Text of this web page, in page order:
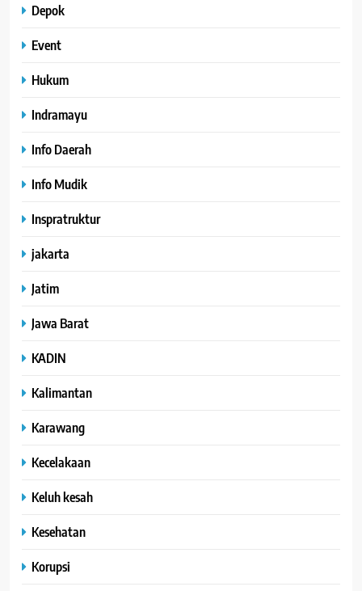
Depok
Event
Hukum
Indramayu
Info Daerah
Info Mudik
Inspratruktur
jakarta
Jatim
Jawa Barat
KADIN
Kalimantan
Karawang
Kecelakaan
Keluh kesah
Kesehatan
Korupsi